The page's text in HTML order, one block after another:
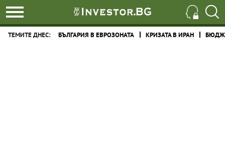
ТЕМИТЕ ДНЕС: БЪЛГАРИЯ В ЕВРОЗОНАТА КРИЗАТА В ИРАН